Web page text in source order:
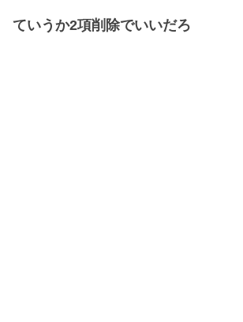
ていうか2項削除でいいだろ